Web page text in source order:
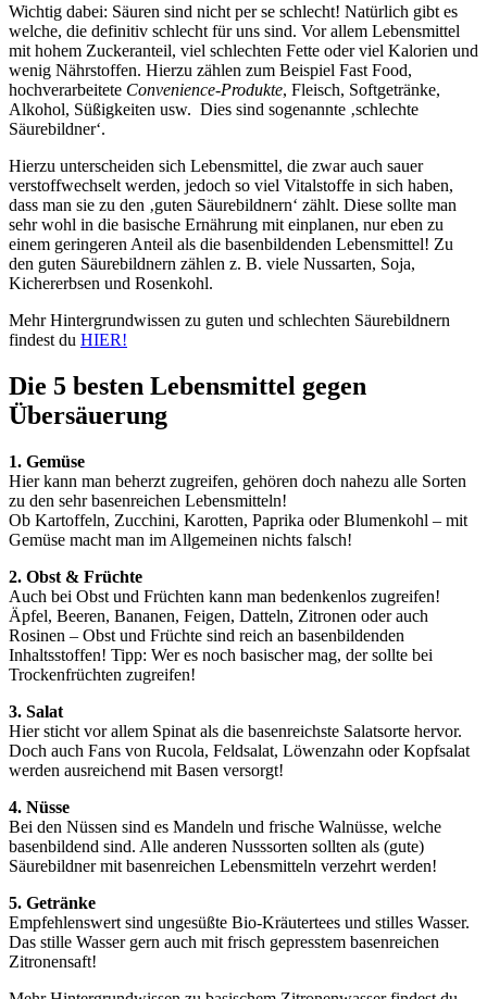
Wichtig dabei: Säuren sind nicht per se schlecht! Natürlich gibt es
welche, die definitiv schlecht für uns sind. Vor allem Lebensmittel
mit hohem Zuckeranteil, viel schlechten Fette oder viel Kalorien und
wenig Nährstoffen. Hierzu zählen zum Beispiel Fast Food,
hochverarbeitete Convenience-Produkte, Fleisch, Softgetränke,
Alkohol, Süßigkeiten usw. Dies sind sogenannte ‚schlechte
Säurebildner‘.
Hierzu unterscheiden sich Lebensmittel, die zwar auch sauer
verstoffwechselt werden, jedoch so viel Vitalstoffe in sich haben,
dass man sie zu den ‚guten Säurebildnern‘ zählt. Diese sollte man
sehr wohl in die basische Ernährung mit einplanen, nur eben zu
einem geringeren Anteil als die basenbildenden Lebensmittel! Zu
den guten Säurebildnern zählen z. B. viele Nussarten, Soja,
Kichererbsen und Rosenkohl.
Mehr Hintergrundwissen zu guten und schlechten Säurebildnern
findest du HIER!
Die 5 besten Lebensmittel gegen
Übersäuerung
1. Gemüse
Hier kann man beherzt zugreifen, gehören doch nahezu alle Sorten
zu den sehr basenreichen Lebensmitteln!
Ob Kartoffeln, Zucchini, Karotten, Paprika oder Blumenkohl – mit
Gemüse macht man im Allgemeinen nichts falsch!
2. Obst & Früchte
Auch bei Obst und Früchten kann man bedenkenlos zugreifen!
Äpfel, Beeren, Bananen, Feigen, Datteln, Zitronen oder auch
Rosinen – Obst und Früchte sind reich an basenbildenden
Inhaltsstoffen! Tipp: Wer es noch basischer mag, der sollte bei
Trockenfrüchten zugreifen!
3. Salat
Hier sticht vor allem Spinat als die basenreichste Salatsorte hervor.
Doch auch Fans von Rucola, Feldsalat, Löwenzahn oder Kopfsalat
werden ausreichend mit Basen versorgt!
4. Nüsse
Bei den Nüssen sind es Mandeln und frische Walnüsse, welche
basenbildend sind. Alle anderen Nusssorten sollten als (gute)
Säurebildner mit basenreichen Lebensmitteln verzehrt werden!
5. Getränke
Empfehlenswert sind ungesüßte Bio-Kräutertees und stilles Wasser.
Das stille Wasser gern auch mit frisch gepresstem basenreichen
Zitronensaft!